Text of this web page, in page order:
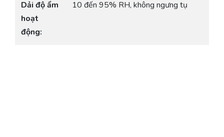
Dải độ ẩm
hoạt
động:
10 đến 95% RH, không ngưng tụ